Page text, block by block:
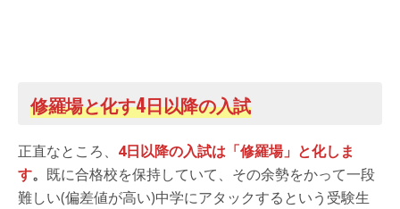
修羅場と化す4日以降の入試
正直なところ、 4日以降の入試は「修羅場」と化しま
す。 既に合格校を保持していて、その余勢をかって一段
難しい(偏差値が高い)中学にアタックするという受験生